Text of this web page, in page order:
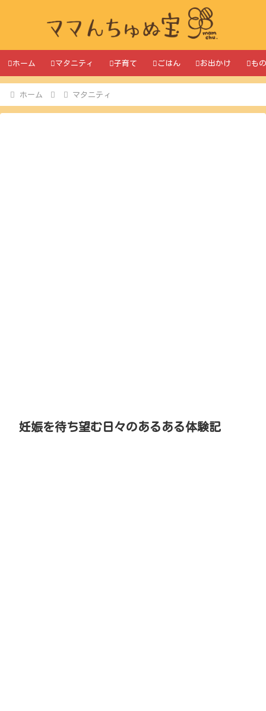
ホーム マタニティ 子育て ごはん お出かけ も
ホーム マタニティ
妊娠を待ち望む日々のあるある体験記